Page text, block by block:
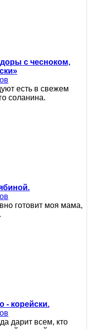
с чесноком,
есть в свежем
соланина.
готовит моя мама,
- корейски.
дарит всем, кто